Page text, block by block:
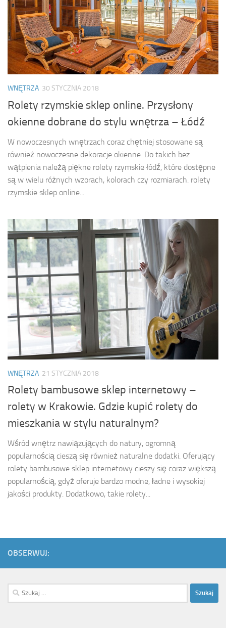
WNĘTRZA 30 STYCZNIA 2018
Rolety rzymskie sklep online. Przysłony
okienne dobrane do stylu wnętrza – Łódź
W nowoczesnych wnętrzach coraz chętniej stosowane są
również nowoczesne dekoracje okienne. Do takich bez
wątpienia należą piękne rolety rzymskie łódź, które dostępne
są w wielu różnych wzorach, kolorach czy rozmiarach. rolety
rzymskie sklep online...
WNĘTRZA 21 STYCZNIA 2018
Rolety bambusowe sklep internetowy –
rolety w Krakowie. Gdzie kupić rolety do
mieszkania w stylu naturalnym?
Wśród wnętrz nawiązujących do natury, ogromną
popularnością cieszą się również naturalne dodatki. Oferujący
rolety bambusowe sklep internetowy cieszy się coraz większą
popularnością, gdyż oferuje bardzo modne, ładne i wysokiej
jakości produkty. Dodatkowo, takie rolety...
OBSERWUJ:
Szukaj: